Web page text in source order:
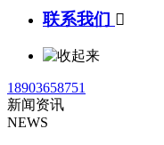
联系我们 
18903658751
新闻资讯
NEWS